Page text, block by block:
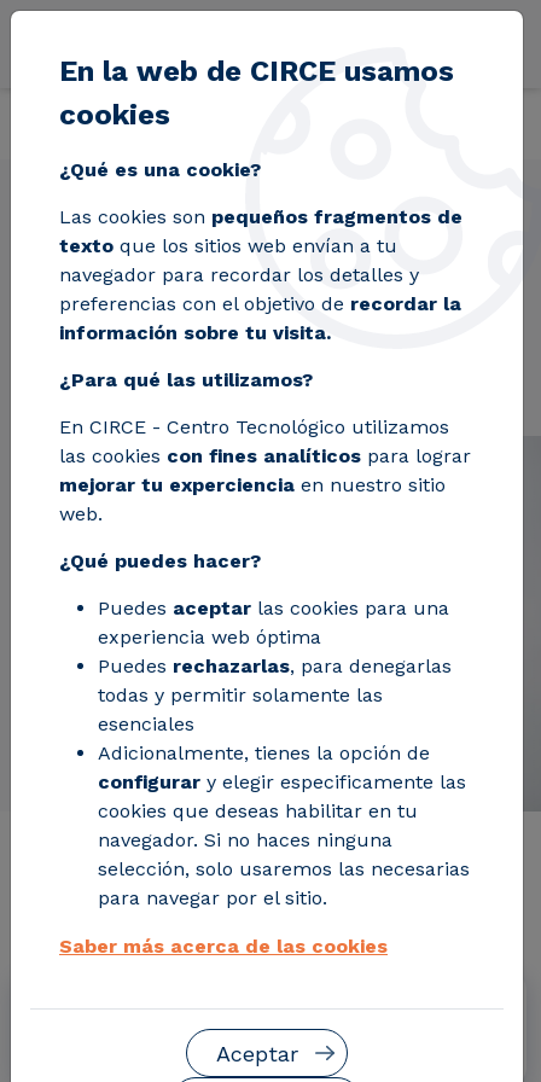
Pasar al contenido principal
Proyectos
SPIRE-SAIS
Información de interés del
proyecto
Fechas
Enero 2020 - Diciembre 2023
En la web de CIRCE usamos
cookies
¿Qué es una cookie?
Las cookies son pequeños fragmentos de
texto que los sitios web envían a tu
navegador para recordar los detalles y
preferencias con el objetivo de recordar la
información sobre tu visita.
¿Para qué las utilizamos?
En CIRCE - Centro Tecnológico utilizamos
las cookies con fines analíticos para lograr
mejorar tu experciencia en nuestro sitio
web.
¿Qué puedes hacer?
Puedes aceptar las cookies para una
experiencia web óptima
Puedes rechazarlas, para denegarlas
todas y permitir solamente las
esenciales
Adicionalmente, tienes la opción de
configurar y elegir especificamente las
cookies que deseas habilitar en tu
navegador. Si no haces ninguna
selección, solo usaremos las necesarias
para navegar por el sitio.
Saber más acerca de las cookies
Aceptar